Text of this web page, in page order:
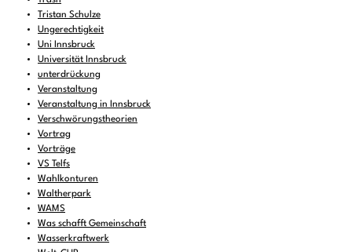
Tristan Schulze
Ungerechtigkeit
Uni Innsbruck
Universität Innsbruck
unterdrückung
Veranstaltung
Veranstaltung in Innsbruck
Verschwörungstheorien
Vortrag
Vorträge
VS Telfs
Wahlkonturen
Waltherpark
WAMS
Was schafft Gemeinschaft
Wasserkraftwerk